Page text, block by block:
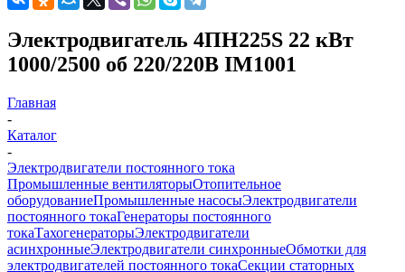
Электродвигатель 4ПН225S 22 кВт
1000/2500 об 220/220В IM1001
Главная
-
Каталог
-
Электродвигатели постоянного тока
Промышленные вентиляторыОтопительное
оборудованиеПромышленные насосыЭлектродвигатели
постоянного токаГенераторы постоянного
токаТахогенераторыЭлектродвигатели
асинхронныеЭлектродвигатели синхронныеОбмотки для
электродвигателей постоянного токаСекции статорных